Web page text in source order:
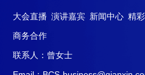
大会直播 演讲嘉宾 新闻中心 精
商务合作
联系人：曾女士